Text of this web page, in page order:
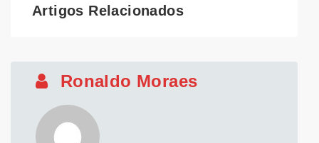
Artigos Relacionados
Ronaldo Moraes